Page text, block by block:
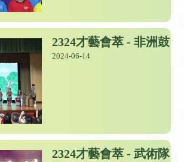
2324才藝會萃 - 非洲鼓
2024-06-14
2324才藝會萃 - 武術隊